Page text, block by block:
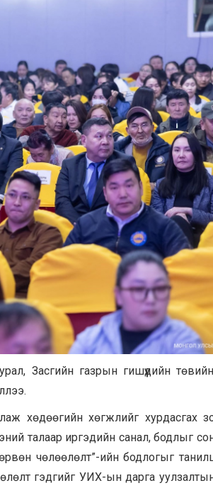
Засгийн газрын гишүүдийн төвийн
хөдөөгийн хөгжлийг хурдасгах
талаар иргэдийн санал, бодлыг
чөлөөлөлт”-ийн бодлогыг
гэдгийг УИХ-ын дарга